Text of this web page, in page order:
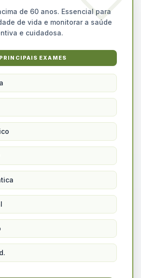
de 60 anos. Essencial para
de vida e monitorar a saúde
e cuidadosa.
PRINCIPAIS EXAMES